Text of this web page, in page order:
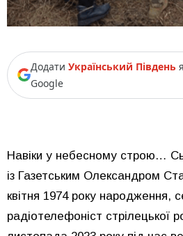
Додати Український Південь
Google
Навіки у небесному строю…
із Газетським Олександром
квітня 1974 року народження,
радіотелефоніст стрілецької